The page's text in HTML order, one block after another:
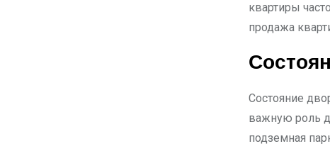
квартиры
продажа
Состояние
важную роль
подземная